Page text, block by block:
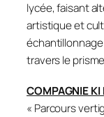
lycée, faisant
artistique et
travers le
COMPAGNIE
« Parcours